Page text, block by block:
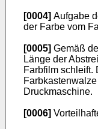
[0004] Aufgabe
der Farbe vom
[0005] Gemäß
Länge der
Farbfilm schleift.
Druckmaschine.
[0006]